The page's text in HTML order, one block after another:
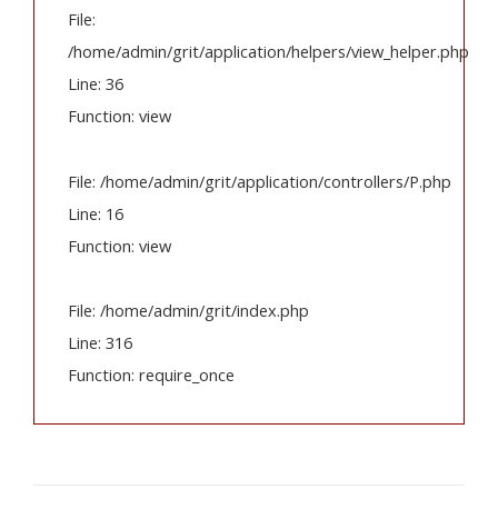
File:
/home/admin/grit/application/helpers/view_helper.php
Line: 36
Function: view
File: /home/admin/grit/application/controllers/P.php
Line: 16
Function: view
File: /home/admin/grit/index.php
Line: 316
Function: require_once